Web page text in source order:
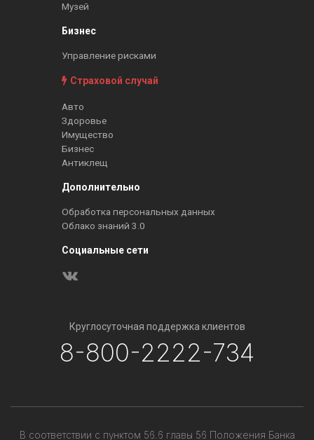
Музей
Бизнес
Управление рисками
Страховой случай
Авто
Здоровье
Имущество
Бизнес
Антиклещ
Дополнительно
Обработка персональных данных
Облако знаний 3.0
Социальные сети
Круглосуточная поддержка клиентов
8-800-2222-734
В соответствии с пунктом 56.6 главы 56 Положения Банка